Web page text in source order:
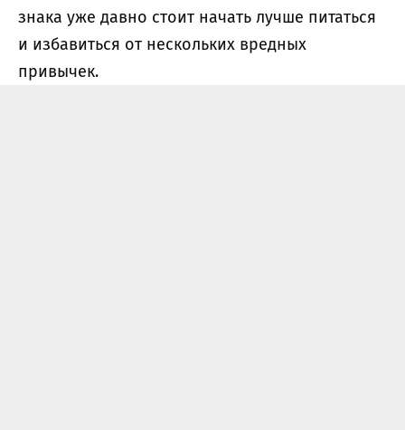
знака уже давно стоит начать лучше питаться
и избавиться от нескольких вредных
привычек.